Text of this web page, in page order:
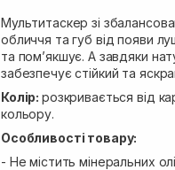
Мультитаскер зі
обличчя та губ від появи
та пом’якшує. А завдяки
забезпечує стійкий та
Колір:розкривається від
кольору.
Особливості товару:
- Не містить мінеральних